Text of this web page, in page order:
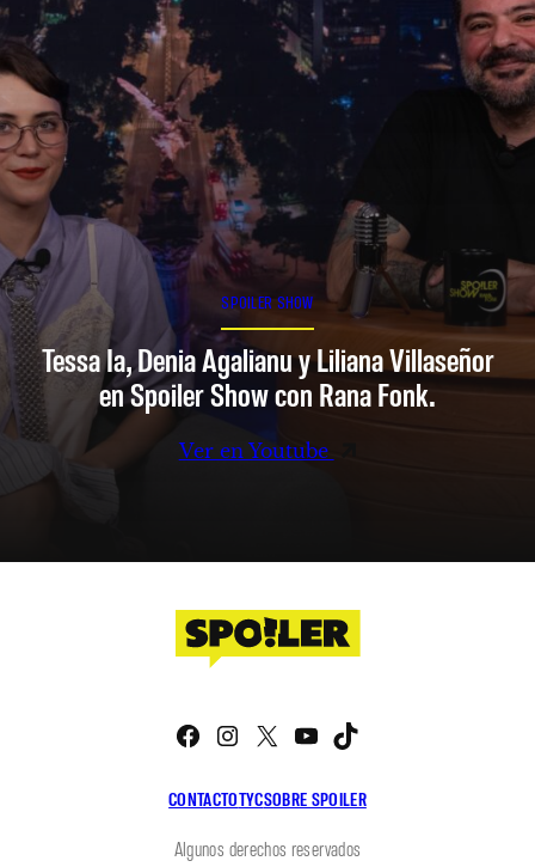
SPOILER SHOW
Tessa Ia, Denia Agalianu y Liliana Villaseñor
en Spoiler Show con Rana Fonk.
Ver en Youtube
CONTACTOTYCSOBRE SPOILER
Facebook
Instagram
X YouTube
Algunos derechos reservados